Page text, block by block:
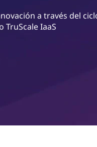
a través del
IaaS